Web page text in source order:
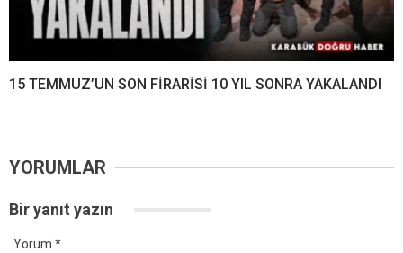
15 TEMMUZ’UN SON FİRARİSİ 10 YIL SONRA YAKALANDI
YORUMLAR
Bir yanıt yazın
Yorum *